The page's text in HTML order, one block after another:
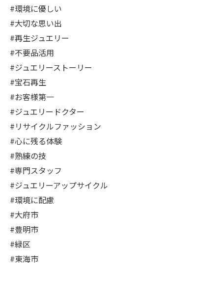
#環境に優しい
#大切な思い出
#再生ジュエリー
#不要品活用
#ジュエリーストーリー
#宝石再生
#お客様第一
#ジュエリードクター
#リサイクルファッション
#心に残る体験
#熟練の技
#専門スタッフ
#ジュエリーアップサイクル
#環境に配慮
#大府市
#豊明市
#緑区
#東海市